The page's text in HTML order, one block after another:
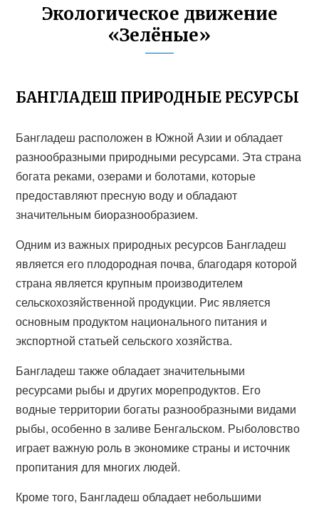
Экологическое движение
«Зелёные»
БАНГЛАДЕШ ПРИРОДНЫЕ РЕСУРСЫ
Бангладеш расположен в Южной Азии и обладает
разнообразными природными ресурсами. Эта страна
богата реками, озерами и болотами, которые
предоставляют пресную воду и обладают
значительным биоразнообразием.
Одним из важных природных ресурсов Бангладеш
является его плодородная почва, благодаря которой
страна является крупным производителем
сельскохозяйственной продукции. Рис является
основным продуктом национального питания и
экспортной статьей сельского хозяйства.
Бангладеш также обладает значительными
ресурсами рыбы и других морепродуктов. Его
водные территории богаты разнообразными видами
рыбы, особенно в заливе Бенгальском. Рыболовство
играет важную роль в экономике страны и источник
пропитания для многих людей.
Кроме того, Бангладеш обладает небольшими